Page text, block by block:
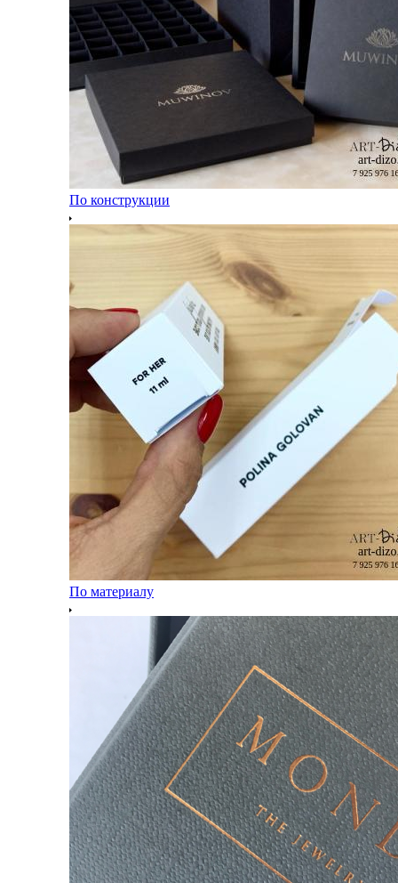
По конструкции
По материалу